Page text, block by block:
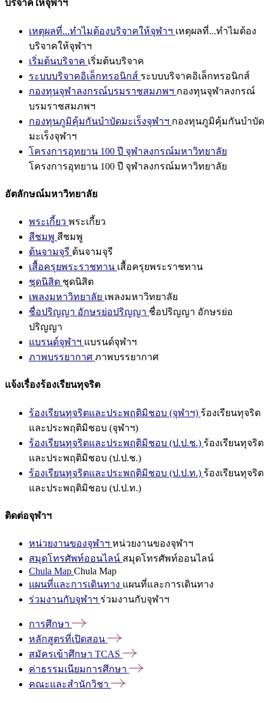
บริจาคให้จุฬาฯ
เหตุผลที่...ทำไมต้องบริจาคให้จุฬาฯ เหตุผลที่...ทำไมต้อง
บริจาคให้จุฬาฯ
เริ่มต้นบริจาค เริ่มต้นบริจาค
ระบบบริจาคอิเล็กทรอนิกส์ ระบบบริจาคอิเล็กทรอนิกส์
กองทุนจุฬาลงกรณ์บรมราชสมภพฯ กองทุนจุฬาลงกรณ์
บรมราชสมภพฯ
กองทุนภูมิคุ้มกันบำบัดมะเร็งจุฬาฯ กองทุนภูมิคุ้มกันบำบัด
มะเร็งจุฬาฯ
โครงการอุทยาน 100 ปี จุฬาลงกรณ์มหาวิทยาลัย
โครงการอุทยาน 100 ปี จุฬาลงกรณ์มหาวิทยาลัย
อัตลักษณ์มหาวิทยาลัย
พระเกี้ยว พระเกี้ยว
สีชมพู สีชมพู
ต้นจามจุรี ต้นจามจุรี
เสื้อครุยพระราชทาน เสื้อครุยพระราชทาน
ชุดนิสิต ชุดนิสิต
เพลงมหาวิทยาลัย เพลงมหาวิทยาลัย
ชื่อปริญญา อักษรย่อปริญญา ชื่อปริญญา อักษรย่อ
ปริญญา
แบรนด์จุฬาฯ แบรนด์จุฬาฯ
ภาพบรรยากาศ ภาพบรรยากาศ
แจ้งเรื่องร้องเรียนทุจริต
ร้องเรียนทุจริตและประพฤติมิชอบ (จุฬาฯ) ร้องเรียนทุจริต
และประพฤติมิชอบ (จุฬาฯ)
ร้องเรียนทุจริตและประพฤติมิชอบ (ป.ป.ช.) ร้องเรียนทุจริต
และประพฤติมิชอบ (ป.ป.ช.)
ร้องเรียนทุจริตและประพฤติมิชอบ (ป.ป.ท.) ร้องเรียนทุจริต
และประพฤติมิชอบ (ป.ป.ท.)
ติดต่อจุฬาฯ
หน่วยงานของจุฬาฯ หน่วยงานของจุฬาฯ
สมุดโทรศัพท์ออนไลน์ สมุดโทรศัพท์ออนไลน์
Chula Map Chula Map
แผนที่และการเดินทาง แผนที่และการเดินทาง
ร่วมงานกับจุฬาฯ ร่วมงานกับจุฬาฯ
การศึกษา
หลักสูตรที่เปิดสอน
สมัครเข้าศึกษา TCAS
ค่าธรรมเนียมการศึกษา
คณะและสำนักวิชา